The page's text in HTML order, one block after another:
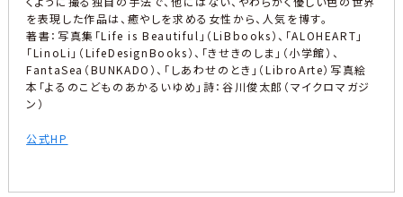
を表現した作品は、癒やしを求める女性から、人気を博す。
著書：写真集「Life is Beautiful」（LiBbooks）、「ALOHEART」
「LinoLi」（LifeDesignBooks）、「きせきのしま」（小学館）、
FantaSea（BUNKADO）、「しあわせのとき」（LibroArte）写真絵
本「よるのこどものあかるいゆめ」詩：谷川俊太郎（マイクロマガジ
ン）
公式HP